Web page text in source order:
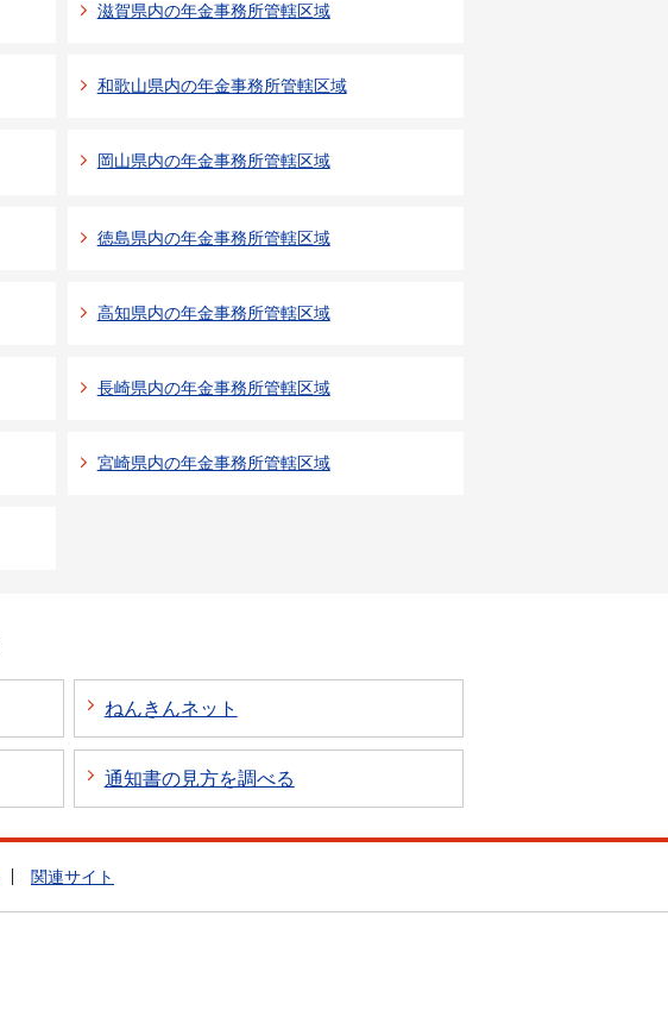
滋賀県内の年金事務所管轄区域
和歌山県内の年金事務所管轄区域
岡山県内の年金事務所管轄区域
徳島県内の年金事務所管轄区域
高知県内の年金事務所管轄区域
長崎県内の年金事務所管轄区域
宮崎県内の年金事務所管轄区域
ねんきんネット
通知書の見方を調べる
関連サイト